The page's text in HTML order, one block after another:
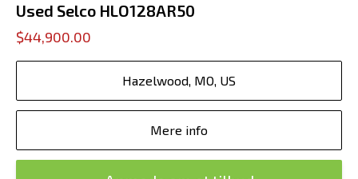
Used Selco HLO128AR50
$44,900.00
Hazelwood, MO, US
Mere info